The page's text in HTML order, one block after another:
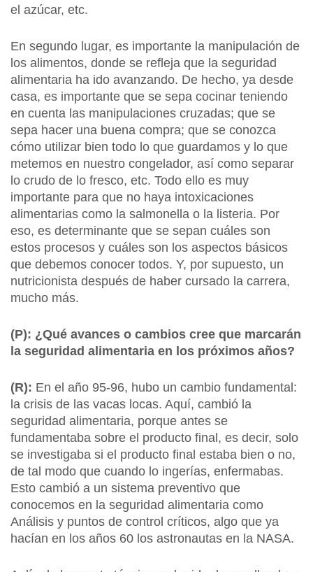
el azúcar, etc.
En segundo lugar, es importante la manipulación de
los alimentos, donde se refleja que la seguridad
alimentaria ha ido avanzando. De hecho, ya desde
casa, es importante que se sepa cocinar teniendo
en cuenta las manipulaciones cruzadas; que se
sepa hacer una buena compra; que se conozca
cómo utilizar bien todo lo que guardamos y lo que
metemos en nuestro congelador, así como separar
lo crudo de lo fresco, etc. Todo ello es muy
importante para que no haya intoxicaciones
alimentarias como la salmonella o la listeria. Por
eso, es determinante que se sepan cuáles son
estos procesos y cuáles son los aspectos básicos
que debemos conocer todos. Y, por supuesto, un
nutricionista después de haber cursado la carrera,
mucho más.
(P): ¿Qué avances o cambios cree que marcarán
la seguridad alimentaria en los próximos años?
(R): En el año 95-96, hubo un cambio fundamental:
la crisis de las vacas locas. Aquí, cambió la
seguridad alimentaria, porque antes se
fundamentaba sobre el producto final, es decir, solo
se investigaba si el producto final estaba bien o no,
de tal modo que cuando lo ingerías, enfermabas.
Esto cambió a un sistema preventivo que
conocemos en la seguridad alimentaria como
Análisis y puntos de control críticos, algo que ya
hacían en los años 60 los astronautas en la NASA.